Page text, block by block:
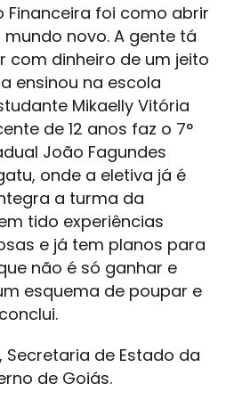
Financeira foi como abrir
novo. A gente tá
com dinheiro de um jeito
ensinou na escola
Mikaelly Vitória
de 12 anos faz o 7°
João Fagundes
onde a eletiva já é
a turma da
tido experiências
e já tem planos para
não é só ganhar e
esquema de poupar e
de Estado da
de Goiás.